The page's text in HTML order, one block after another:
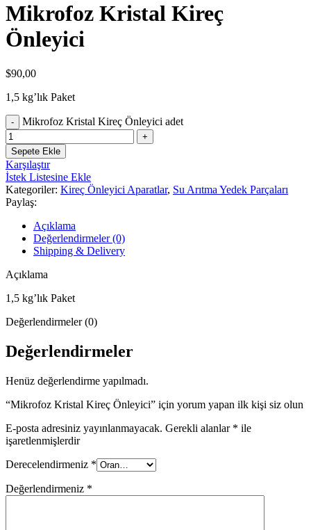
Mikrofoz Kristal Kireç
Önleyici
$90,00
1,5 kg’lık Paket
Mikrofoz Kristal Kireç Önleyici adet
Sepete Ekle
Karşılaştır
İstek Listesine Ekle
Kategoriler: Kireç Önleyici Aparatlar, Su Arıtma Yedek Parçaları
Paylaş:
Açıklama
Değerlendirmeler (0)
Shipping & Delivery
Açıklama
1,5 kg’lık Paket
Değerlendirmeler (0)
Değerlendirmeler
Henüz değerlendirme yapılmadı.
“Mikrofoz Kristal Kireç Önleyici” için yorum yapan ilk kişi siz olun
E-posta adresiniz yayınlanmayacak. Gerekli alanlar * ile
işaretlenmişlerdir
Derecelendirmeniz *
Değerlendirmeniz *